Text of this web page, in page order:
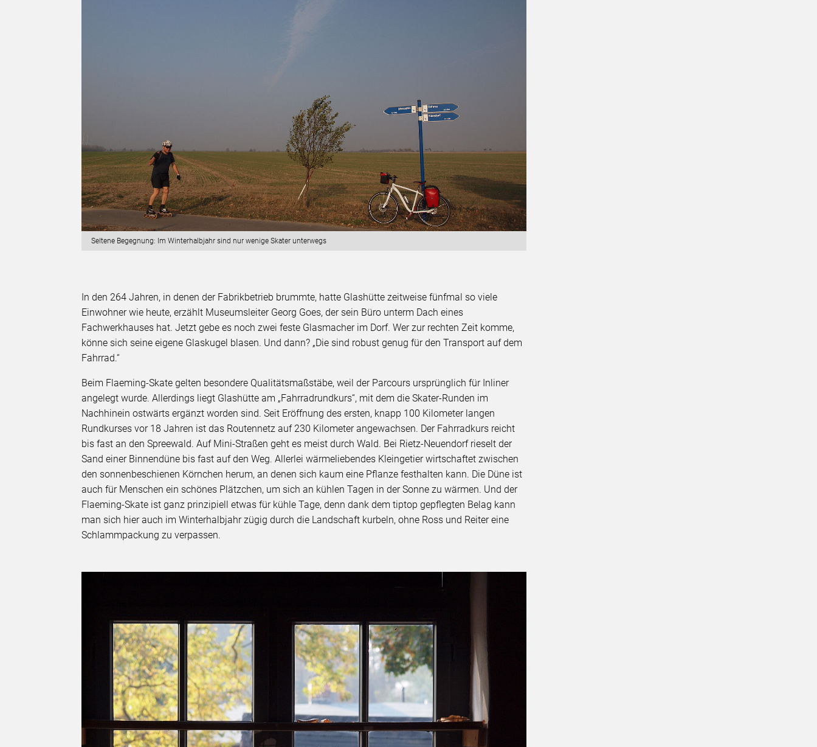
Seltene Begegnung: Im Winterhalbjahr sind nur wenige Skater unterwegs
In den 264 Jahren, in denen der Fabrikbetrieb brummte, hatte Glashütte zeitweise fünfmal so viele
Einwohner wie heute, erzählt Museumsleiter Georg Goes, der sein Büro unterm Dach eines
Fachwerkhauses hat. Jetzt gebe es noch zwei feste Glasmacher im Dorf. Wer zur rechten Zeit komme,
könne sich seine eigene Glaskugel blasen. Und dann? „Die sind robust genug für den Transport auf dem
Fahrrad.“
Beim Flaeming-Skate gelten besondere Qualitätsmaßstäbe, weil der Parcours ursprünglich für Inliner
angelegt wurde. Allerdings liegt Glashütte am „Fahrradrundkurs“, mit dem die Skater-Runden im
Nachhinein ostwärts ergänzt worden sind. Seit Eröffnung des ersten, knapp 100 Kilometer langen
Rundkurses vor 18 Jahren ist das Routennetz auf 230 Kilometer angewachsen. Der Fahrradkurs reicht
bis fast an den Spreewald. Auf Mini-Straßen geht es meist durch Wald. Bei Rietz-Neuendorf rieselt der
Sand einer Binnendüne bis fast auf den Weg. Allerlei wärmeliebendes Kleingetier wirtschaftet zwischen
den sonnenbeschienen Körnchen herum, an denen sich kaum eine Pflanze festhalten kann. Die Düne ist
auch für Menschen ein schönes Plätzchen, um sich an kühlen Tagen in der Sonne zu wärmen. Und der
Flaeming-Skate ist ganz prinzipiell etwas für kühle Tage, denn dank dem tiptop gepflegten Belag kann
man sich hier auch im Winterhalbjahr zügig durch die Landschaft kurbeln, ohne Ross und Reiter eine
Schlammpackung zu verpassen.